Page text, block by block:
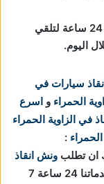
لدينا فريق خدمة عملاء يعمل علي مدار 24 ساعة لتلقي
اليوم.
سيارات في
الحمراء و اسرع
في الزاوية الحمراء
:
ان تطلب ونش انقاذ
طوال أيام الاسبوع لاننا نقدم خدماتنا 24 ساعة 7